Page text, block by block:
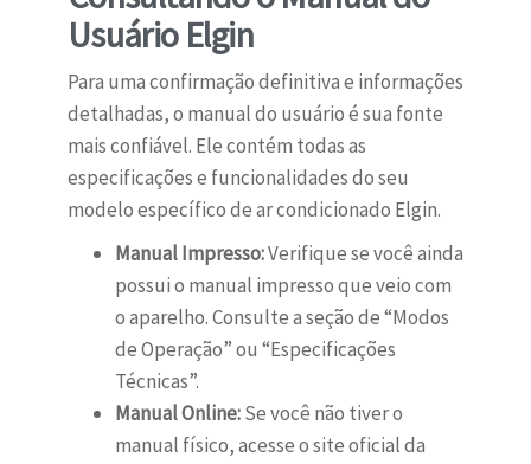
Usuário Elgin
Para uma confirmação definitiva e informações
detalhadas, o manual do usuário é sua fonte
mais confiável. Ele contém todas as
especificações e funcionalidades do seu
modelo específico de ar condicionado Elgin.
Manual Impresso:Verifique se você ainda
possui o manual impresso que veio com
o aparelho. Consulte a seção de “Modos
de Operação” ou “Especificações
Técnicas”.
Manual Online:Se você não tiver o
manual físico, acesse o site oficial da